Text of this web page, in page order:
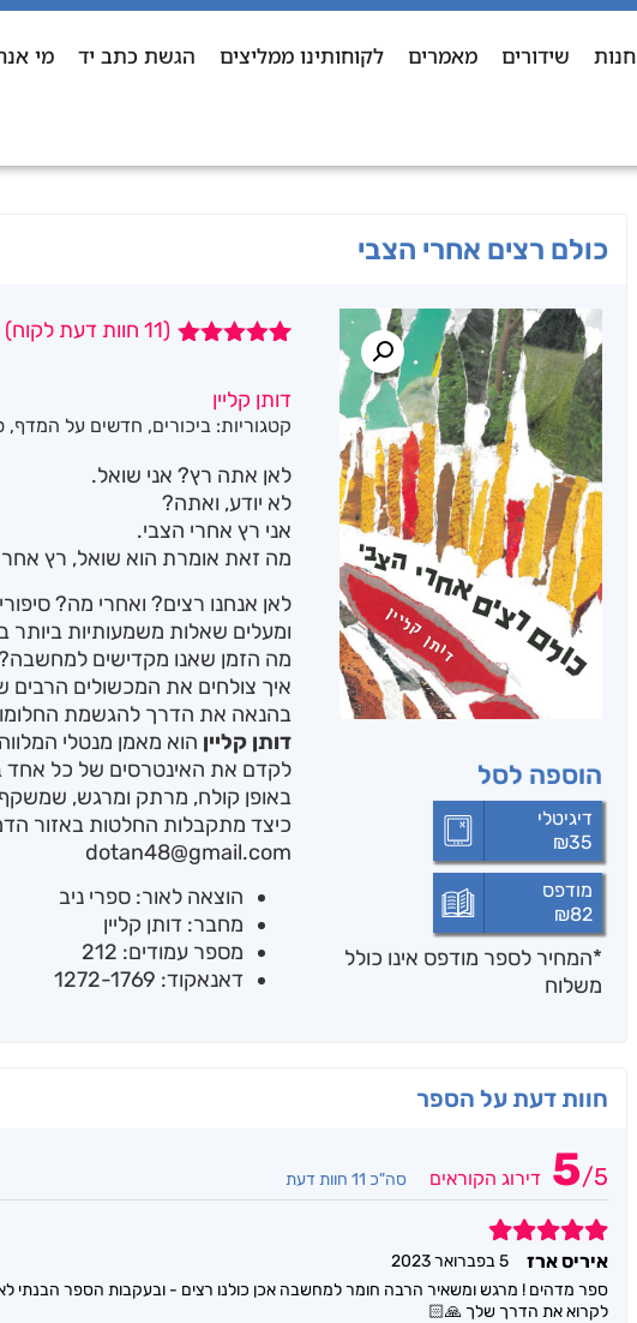
חנות שידורים מאמרים לקוחותינו ממליצים הגשת כתב יד מי
כולם רצים אחרי הצבי
הוספה לסל
דיגיטלי
₪35
מודפס
₪82
*המחיר לספר מודפס אינו כולל
משלוח
מבוסס על
דירוגים של
(
11 חוות דעת לקוח)
דותן קליין
קטגוריות: ביכורים, חדשים על המדף,
לאן אתה רץ? אני שואל.
לא יודע, ואתה?
אני רץ אחרי הצבי.
מה זאת אומרת הוא שואל, רץ
לאן אנחנו רצים? ואחרי מה?
ומעלים שאלות משמעותיות ביותר
מה הזמן שאנו מקדישים
איך צולחים את המכשולים
בהנאה את הדרך להגשמת
דותן קליין הוא מאמן מנטלי
לקדם את האינטרסים של כל אחד
באופן קולח, מרתק ומרגש, שמשקף
כיצד מתקבלות החלטות באזור
dotan48@gmail.com
הוצאה לאור: ספרי ניב
מחבר: דותן קליין
מספר עמודים: 212
דאנאקוד: 1272-1769
חוות דעת על הספר
5/5 דירוג הקוראים סה"כ 11 חוות דעת
5
איריס ארז
5 בפברואר 2023
ספר מדהים ! מרגש ומשאיר הרבה חומר למחשבה אכן כולנו רצים - ובעקבות הספר הבנתי
לקרוא את הדרך שלך 🙏🏻